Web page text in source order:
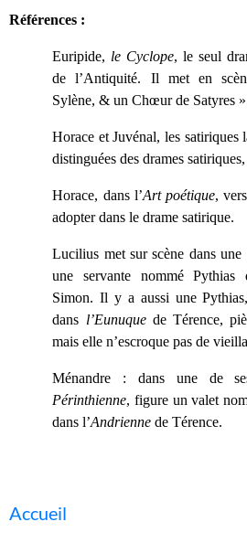
Références :
Euripide, le Cyclope, le seul
de l’Antiquité. Il met en
Sylène, & un Chœur de Satyres
Horace et Juvénal, les satiriques
distinguées des drames
Horace, dans l’Art poétique,
adopter dans le drame satirique.
Lucilius met sur scène dans une
une servante nommé
Simon. Il y a aussi une
dans l’Eunuquede Térence,
mais elle n’escroque pas de
Ménandre : dans une de
Périnthienne, figure un valet
dans l’Andriennede Térence.
Accueil